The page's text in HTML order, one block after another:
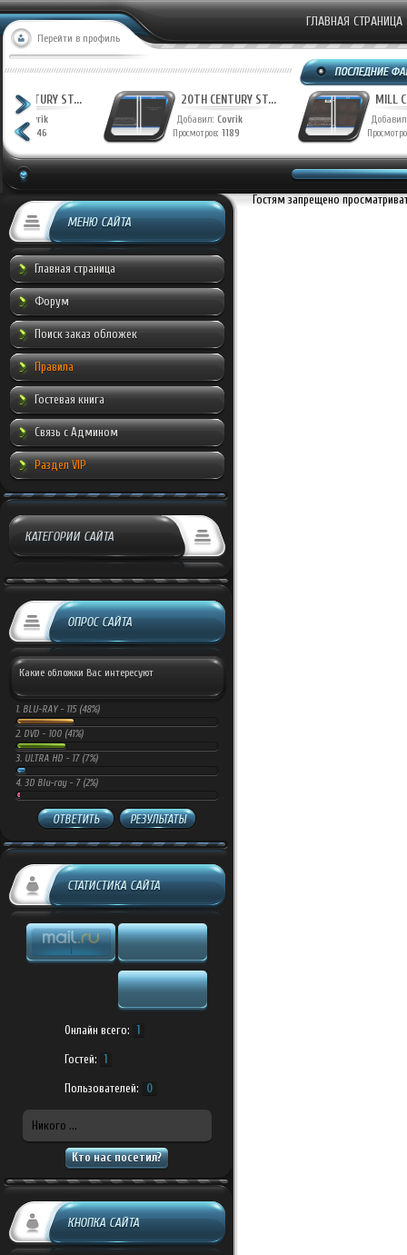
Перейти в профиль
ГЛАВНАЯ СТРАНИЦА
ФАНТАСТИЧЕСКАЯ ...
Добавил:
Munche
Просмотров:956
20TH CENTURY ST...
Добавил:
Covrik
Просмотров:1246
МЕНЮ САЙТА
Главная страница
Форум
Поиск заказ обложек
Правила
Гостевая книга
Связь с Админом
Раздел VIP
КАТЕГОРИИ САЙТА
ОПРОС САЙТА
Какие обложки Вас интересуют
1. BLU-RAY - 115 (48%)
2. DVD - 100 (41%)
3. ULTRA HD - 17 (7%)
4. 3D Blu-ray - 7 (2%)
ОТВЕТИТЬ РЕЗУЛЬТАТЫ
СТАТИСТИКА САЙТА
Онлайн всего: 1
Гостей: 1
Пользователей: 0
Никого ...
Кто нас посетил?
КНОПКА САЙТА
Гостям запрещено